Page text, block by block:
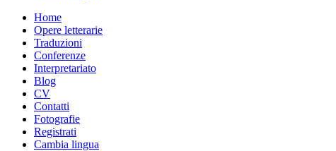
Home
Opere letterarie
Traduzioni
Conferenze
Interpretariato
Blog
CV
Contatti
Fotografie
Registrati
Cambia lingua